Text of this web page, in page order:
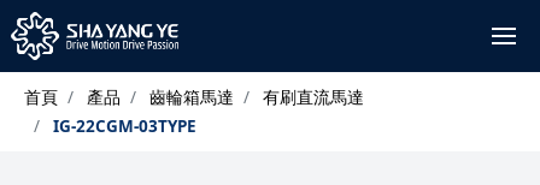
首頁 產品 齒輪箱馬達
有刷直流馬達
IG-22CGM-03TYPE